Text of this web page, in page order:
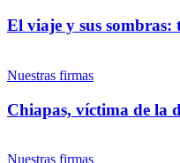
El viaje y sus
Nuestras firmas
Chiapas, víctima de la
Nuestras firmas